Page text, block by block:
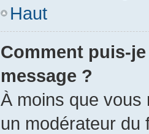
Haut
Comment puis-
message ?
À moins que
un modérateur du